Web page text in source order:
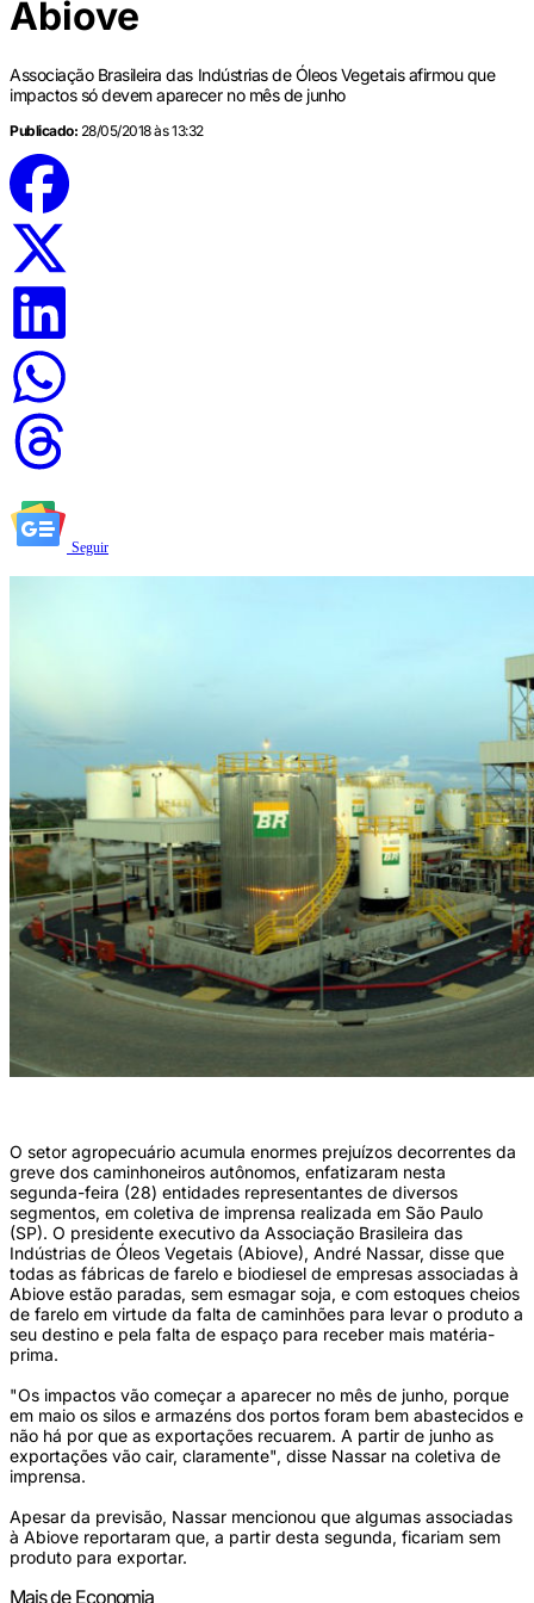
Abiove
Associação Brasileira das Indústrias de Óleos Vegetais afirmou que
impactos só devem aparecer no mês de junho
Publicado: 28/05/2018 às 13:32
Seguir
O setor agropecuário acumula enormes prejuízos decorrentes da
greve dos caminhoneiros autônomos, enfatizaram nesta
segunda-feira (28) entidades representantes de diversos
segmentos, em coletiva de imprensa realizada em São Paulo
(SP). O presidente executivo da Associação Brasileira das
Indústrias de Óleos Vegetais (Abiove), André Nassar, disse que
todas as fábricas de farelo e biodiesel de empresas associadas à
Abiove estão paradas, sem esmagar soja, e com estoques cheios
de farelo em virtude da falta de caminhões para levar o produto a
seu destino e pela falta de espaço para receber mais matéria-
prima.
"Os impactos vão começar a aparecer no mês de junho, porque
em maio os silos e armazéns dos portos foram bem abastecidos e
não há por que as exportações recuarem. A partir de junho as
exportações vão cair, claramente", disse Nassar na coletiva de
imprensa.
Apesar da previsão, Nassar mencionou que algumas associadas
à Abiove reportaram que, a partir desta segunda, ficariam sem
produto para exportar.
Mais de Economia